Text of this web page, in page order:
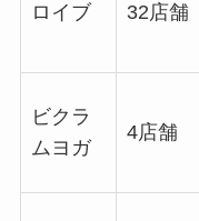
ロイブ 32店舗
ビクラ
ムヨガ
4店舗